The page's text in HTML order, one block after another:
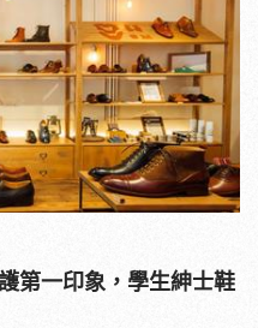
第一印象，學生紳士鞋